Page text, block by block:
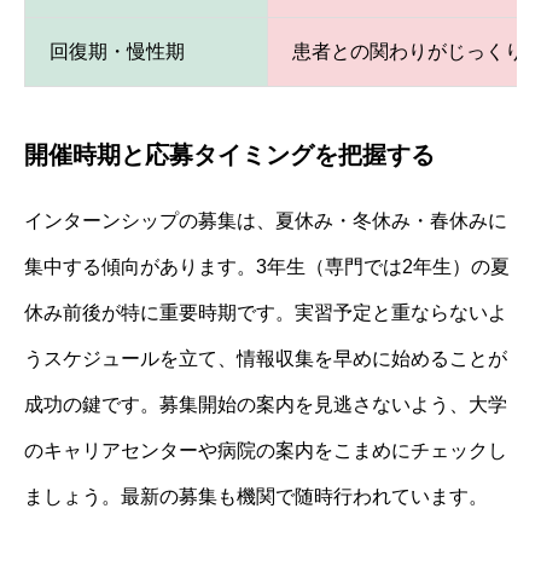
回復期・慢性期 患者との関わりがじっくり
開催時期と応募タイミングを把握する
インターンシップの募集は、夏休み・冬休み・春休みに
集中する傾向があります。3年生（専門では2年生）の夏
休み前後が特に重要時期です。実習予定と重ならないよ
うスケジュールを立て、情報収集を早めに始めることが
成功の鍵です。募集開始の案内を見逃さないよう、大学
のキャリアセンターや病院の案内をこまめにチェックし
ましょう。最新の募集も機関で随時行われています。